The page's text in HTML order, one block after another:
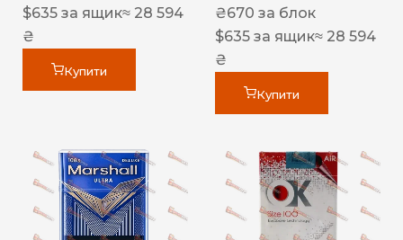
$635 за ящик≈ 28 594
₴
Купити
₴670 за блок
$635 за ящик≈ 28 594
₴
Купити